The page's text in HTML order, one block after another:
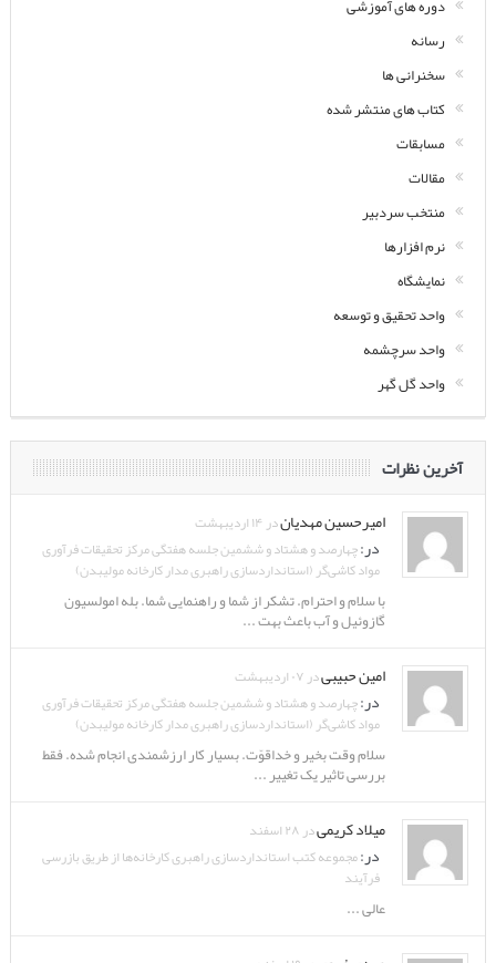
دوره های آموزشی
رسانه
سخنرانی ها
کتاب های منتشر شده
مسابقات
مقالات
منتخب سردبیر
نرم افزارها
نمایشگاه
واحد تحقیق و توسعه
واحد سرچشمه
واحد گل گهر
آخرین نظرات
امیرحسین مهدیاندر ۱۴ اردیبهشت
در:چهارصد و هشتاد و ششمین جلسه هفتگی مرکز تحقیقات فرآوری
مواد کاشی‌گر (استانداردسازی راهبری مدار کارخانه مولیبدن)
با سلام و احترام. تشکر از شما و راهنمایی شما. بله امولسیون
گازوئیل و آب باعث بهت ...
امین حبیبیدر ۰۷ اردیبهشت
در:چهارصد و هشتاد و ششمین جلسه هفتگی مرکز تحقیقات فرآوری
مواد کاشی‌گر (استانداردسازی راهبری مدار کارخانه مولیبدن)
سلام وقت بخیر و خداقوّت. بسیار کار ارزشمندی انجام شده. فقط
بررسی تاثیر یک تغییر ...
میلاد کریمیدر ۲۸ اسفند
در:مجموعه کتب استانداردسازی راهبری کارخانه‌ها از طریق بازرسی
فرآیند
عالی ...